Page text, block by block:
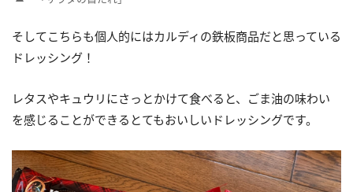
そしてこちらも個人的にはカルディの鉄板商品だと思っている
ドレッシング！
レタスやキュウリにさっとかけて食べると、ごま油の味わい
を感じることができるとてもおいしいドレッシングです。